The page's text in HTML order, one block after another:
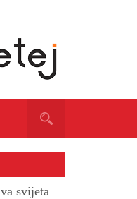
svijeta